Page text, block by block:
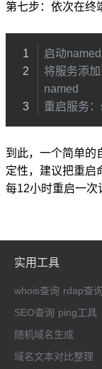
第七步：依次在终
启动
将服务添
named
重启服务
到此，一个简单的
定性，建议把重启
每12小时重启一次
实用工具
whois查询 rdap查询
SEO查询 ping工具
随机域名生成
域名文本对比整理